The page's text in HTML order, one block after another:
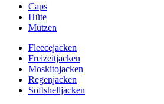
Caps
Hüte
Mützen
Fleecejacken
Freizeitjacken
Moskitojacken
Regenjacken
Softshelljacken